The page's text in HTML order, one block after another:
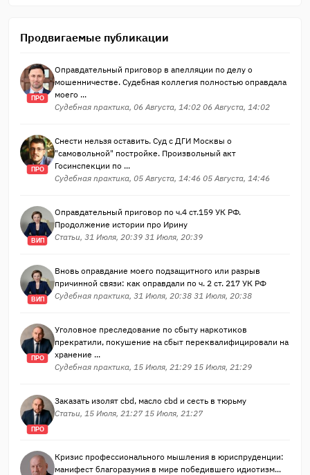
Продвигаемые публикации
ПРО
Оправдательный приговор в апелляции по делу о
мошенничестве. Судебная коллегия полностью оправдала
моего ...
Судебная практика, 06 Августа, 14:02 06 Августа, 14:02
ПРО
Снести нельзя оставить. Суд с ДГИ Москвы о
"самовольной" постройке. Произвольный акт
Госинспекции по ...
Судебная практика, 05 Августа, 14:46 05 Августа, 14:46
ВИП
Оправдательный приговор по ч.4 ст.159 УК РФ.
Продолжение истории про Ирину
Статьи, 31 Июля, 20:39 31 Июля, 20:39
ВИП
Вновь оправдание моего подзащитного или разрыв
причинной связи: как оправдали по ч. 2 ст. 217 УК РФ
Судебная практика, 31 Июля, 20:38 31 Июля, 20:38
ПРО
Уголовное преследование по сбыту наркотиков
прекратили, покушение на сбыт переквалифицировали на
хранение ...
Судебная практика, 15 Июля, 21:29 15 Июля, 21:29
ПРО
Заказать изолят cbd, масло cbd и сесть в тюрьму
Статьи, 15 Июля, 21:27 15 Июля, 21:27
Кризис профессионального мышления в юриспруденции:
манифест благоразумия в мире победившего идиотизм...